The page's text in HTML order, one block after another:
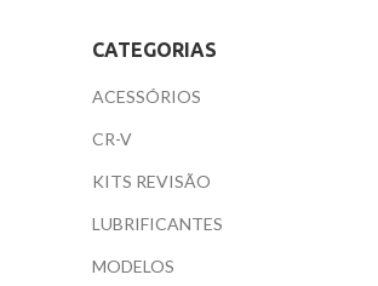
CATEGORIAS
ACESSÓRIOS
CR-V
KITS REVISÃO
LUBRIFICANTES
MODELOS